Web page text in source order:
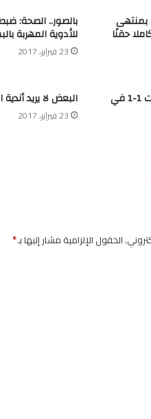
حقنًا
بالصور.. الصحة:
للأدوية المهربة
23 فبراير، 2017
أسوان يتعادل مع بتروجيت 1-1 في البعض لا يريد
23 فبراير، 2017
الحقول الإلزامية مشار إليها بـ*